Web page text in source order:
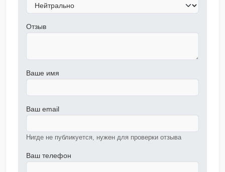
Отзыв
Ваше имя
Ваш email
Нигде не публикуется, нужен для проверки отзыва
Ваш телефон